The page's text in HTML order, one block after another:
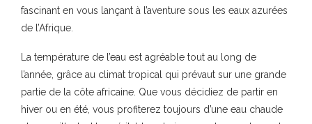
fascinant en vous lançant à l’aventure sous les eaux azurées
de l’Afrique.
La température de l’eau est agréable tout au long de
l’année, grâce au climat tropical qui prévaut sur une grande
partie de la côte africaine. Que vous décidiez de partir en
hiver ou en été, vous profiterez toujours d’une eau chaude